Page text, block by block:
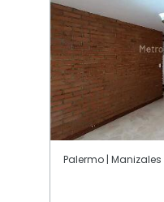
Palermo | Manizales